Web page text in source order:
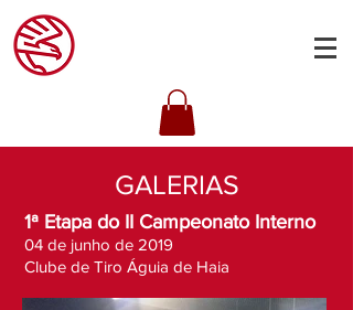
GALERIAS
1ª Etapa do II Campeonato Interno
04 de junho de 2019
Clube de Tiro Águia de Haia